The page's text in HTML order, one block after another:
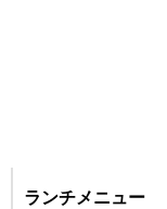
ランチメニュー